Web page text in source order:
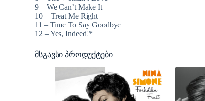
9 – We Can’t Make It
10 – Treat Me Right
11 – Time To Say Goodbye
12 – Yes, Indeed!*
მსგავსი პროდუქტები